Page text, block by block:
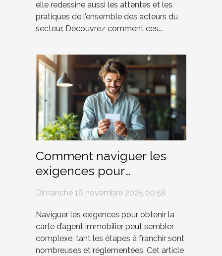
elle redessine aussi les attentes et les
pratiques de l’ensemble des acteurs du
secteur. Découvrez comment ces...
Comment naviguer les
exigences pour
l'obtention de la carte
d'agent immobilier ?
Dimanche 16 novembre 2025 00:58
Naviguer les exigences pour obtenir la
carte d’agent immobilier peut sembler
complexe, tant les étapes à franchir sont
nombreuses et réglementées. Cet article